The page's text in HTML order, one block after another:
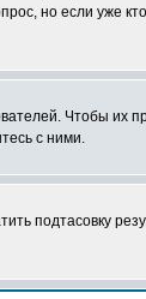
но если
Чтобы их
с ними.
подтасовку